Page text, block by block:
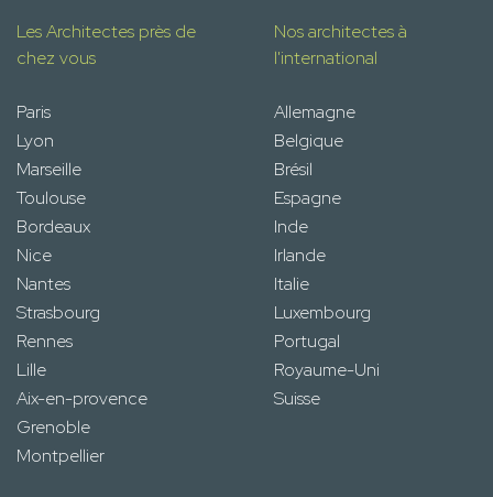
Les Architectes près de
chez vous
Paris
Lyon
Marseille
Toulouse
Bordeaux
Nice
Nantes
Strasbourg
Rennes
Lille
Aix-en-provence
Grenoble
Montpellier
Nos architectes à
l'international
Allemagne
Belgique
Brésil
Espagne
Inde
Irlande
Italie
Luxembourg
Portugal
Royaume-Uni
Suisse